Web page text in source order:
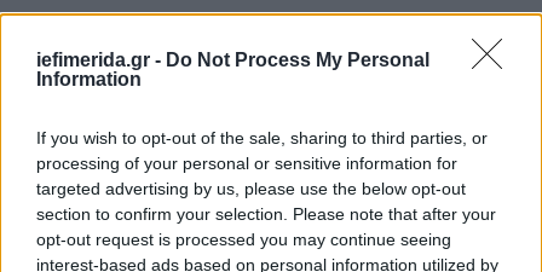
iefimerida.gr - Do Not Process My Personal
Information
If you wish to opt-out of the sale, sharing to third parties, or
processing of your personal or sensitive information for
targeted advertising by us, please use the below opt-out
section to confirm your selection. Please note that after your
opt-out request is processed you may continue seeing
interest-based ads based on personal information utilized by
«Τα δυναμικά τιμολόγια δίνουν τη δυνατότητα
στους καταναλωτές να πάρουν τον έλεγχο του
εξοικονομήσουν χρήματα. Προκειμένου να
επωφεληθούν οι καταναλωτές από τα δυναμικά
τιμολόγια πρέπει να γίνουν ”ενεργοί καταναλωτές”,
δηλαδή πρέπει να μπορούν να προσαρμόζουν την
κατανάλωση ρεύματος προς τις ώρες κατά τις